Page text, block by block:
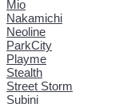
Mio
Nakamichi
Neoline
ParkCity
Playme
Stealth
Street Storm
Subini